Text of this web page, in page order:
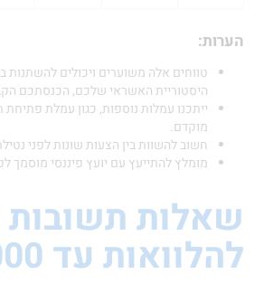
טווחים אלה משוערים ויכולים להשתנות בהתאם
היסטוריית האשראי שלכם, הכנסתכם הקבועה,
ייתכנו עמלות נוספות, כגון עמלת פתיחת תיק
חשוב להשוות בין הצעות שונות לפני נטילת הלוואה.
מומלץ להתייעץ עם יועץ פיננסי מוסמך לפני קבלת
תשובות
עד 10,000